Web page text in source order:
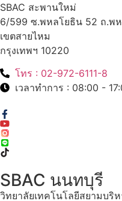
SBAC สะพานใหม่
6/599 ซ.พหลโยธิน 52 ถ.พ
เขตสายไหม
กรุงเทพฯ 10220
โทร : 02-972-6111-8
เวลาทำการ : 08:00 -
SBAC นนทบุรี
วิทยาลัยเทคโนโลยีสยามบริ